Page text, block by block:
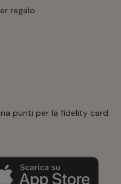
regalo
punti per la fidelity card